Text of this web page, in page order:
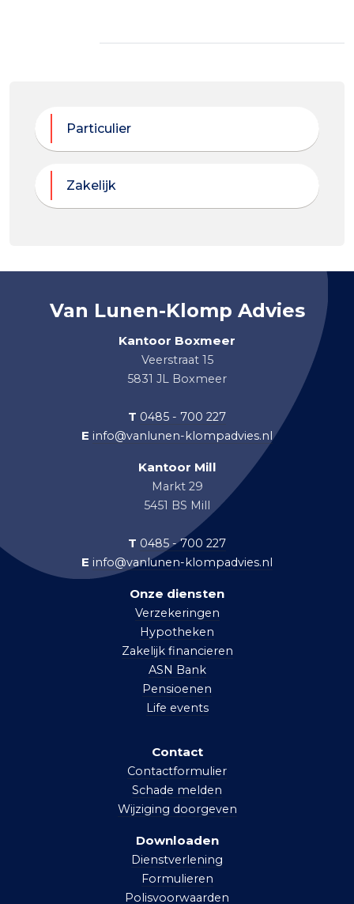
Particulier
Zakelijk
Van Lunen-Klomp Advies
Kantoor Boxmeer
Veerstraat 15
5831 JL Boxmeer
T 0485 - 700 227
E info@vanlunen-klompadvies.nl
Kantoor Mill
Markt 29
5451 BS Mill
T 0485 - 700 227
E info@vanlunen-klompadvies.nl
Onze diensten
Verzekeringen
Hypotheken
Zakelijk financieren
ASN Bank
Pensioenen
Life events
Contact
Contactformulier
Schade melden
Wijziging doorgeven
Downloaden
Dienstverlening
Formulieren
Polisvoorwaarden